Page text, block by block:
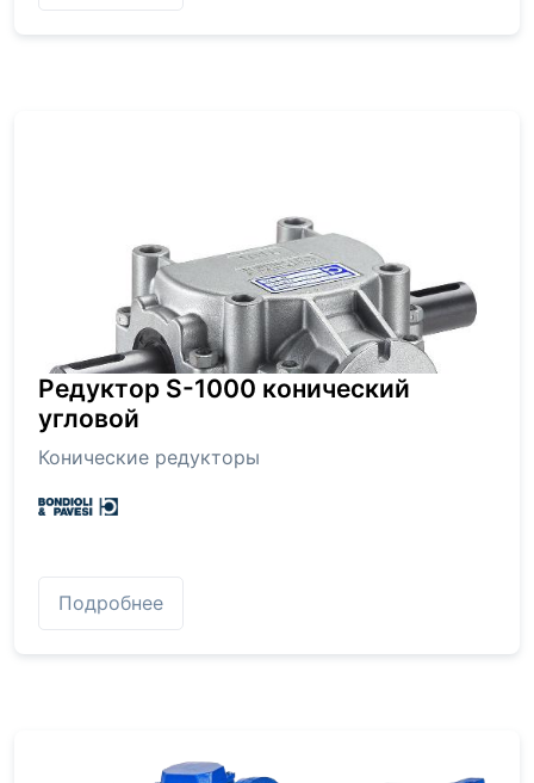
Редуктор S-1000 конический
угловой
Конические редукторы
Подробнее